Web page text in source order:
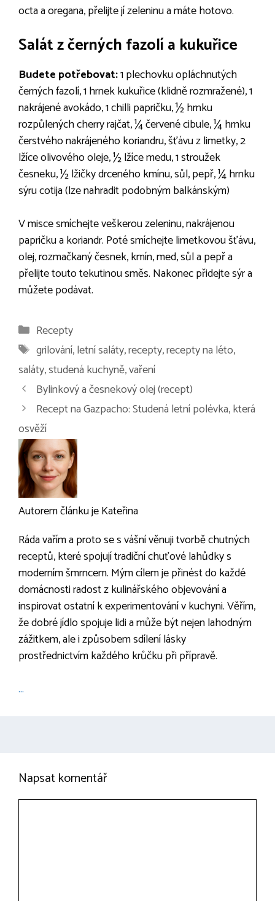
octa a oregana, přelijte jí zeleninu a máte hotovo.
Salát z černých fazolí a kukuřice
Budete potřebovat:1 plechovku opláchnutých
černých fazolí, 1 hrnek kukuřice (klidně rozmražené), 1
nakrájené avokádo, 1 chilli papričku, ½ hrnku
rozpůlených cherry rajčat, ¼ červené cibule, ¼ hrnku
čerstvého nakrájeného koriandru, šťávu z limetky, 2
lžíce olivového oleje, ½ lžíce medu, 1 stroužek
česneku, ½ lžičky drceného kmínu, sůl, pepř, ¼ hrnku
sýru cotija (lze nahradit podobným balkánským)
V misce smíchejte veškerou zeleninu, nakrájenou
papričku a koriandr. Poté smíchejte limetkovou šťávu,
olej, rozmačkaný česnek, kmín, med, sůl a pepř a
přelijte touto tekutinou směs. Nakonec přidejte sýr a
můžete podávat.
Rubriky
Recepty
Štítky
grilování,letní saláty,recepty,recepty na léto,
saláty,studená kuchyně,vaření
Navigace
příspěvků
Bylinkový a česnekový olej (recept)
Recept na Gazpacho: Studená letní polévka, která
osvěží
Autorem článku je Kateřina
Ráda vařím a proto se s vášní věnuji tvorbě chutných
receptů, které spojují tradiční chuťové lahůdky s
moderním šmrncem. Mým cílem je přinést do každé
domácnosti radost z kulinářského objevování a
inspirovat ostatní k experimentování v kuchyni. Věřím,
že dobré jídlo spojuje lidi a může být nejen lahodným
zážitkem, ale i způsobem sdílení lásky
prostřednictvím každého krůčku při přípravě.
...
Napsat komentář